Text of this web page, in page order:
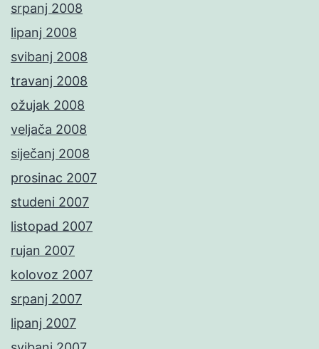
srpanj 2008
lipanj 2008
svibanj 2008
travanj 2008
ožujak 2008
veljača 2008
siječanj 2008
prosinac 2007
studeni 2007
listopad 2007
rujan 2007
kolovoz 2007
srpanj 2007
lipanj 2007